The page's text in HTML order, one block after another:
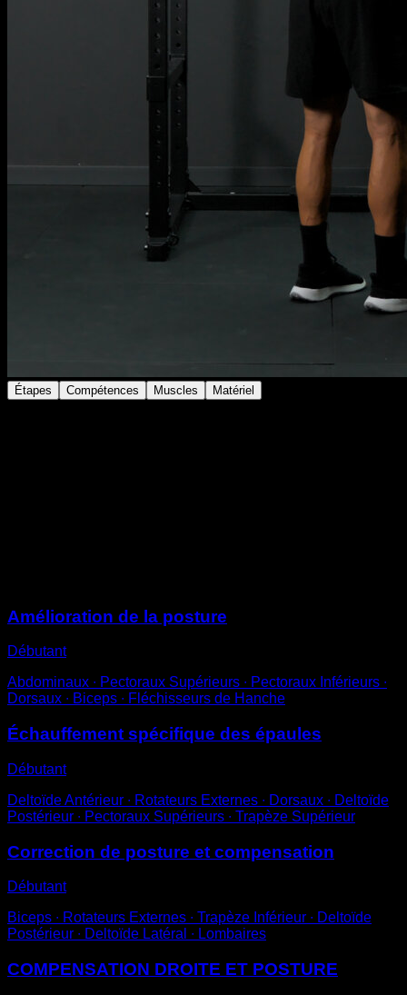
Étapes Compétences Muscles Matériel
Amélioration de la posture
Débutant
Abdominaux ∙ Pectoraux Supérieurs ∙ Pectoraux Inférieurs ∙
Dorsaux ∙ Biceps ∙ Fléchisseurs de Hanche
Échauffement spécifique des épaules
Débutant
Deltoïde Antérieur ∙ Rotateurs Externes ∙ Dorsaux ∙ Deltoïde
Postérieur ∙ Pectoraux Supérieurs ∙ Trapèze Supérieur
Correction de posture et compensation
Débutant
Biceps ∙ Rotateurs Externes ∙ Trapèze Inférieur ∙ Deltoïde
Postérieur ∙ Deltoïde Latéral ∙ Lombaires
COMPENSATION DROITE ET POSTURE